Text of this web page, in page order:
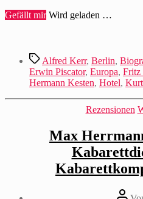
Gefällt mir Wird geladen …
Schlagwörter
Alfred Kerr, Berlin,
Erwin Piscator, Europa, Fritz
Hermann Kesten, Hotel,
Rezensionen
Max